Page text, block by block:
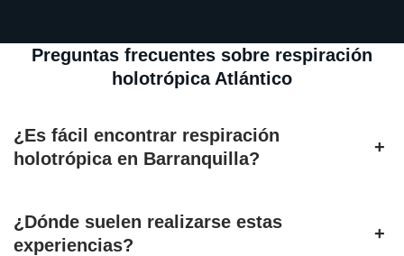
Preguntas frecuentes sobre respiración
holotrópica Atlántico
¿Es fácil encontrar respiración
holotrópica en Barranquilla?
+
¿Dónde suelen realizarse estas
experiencias?
+